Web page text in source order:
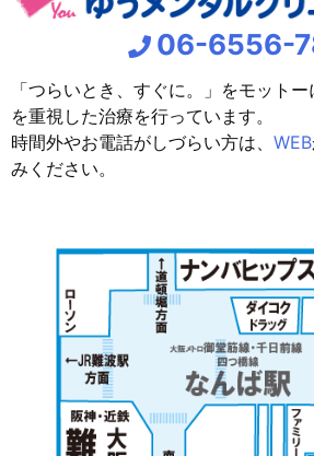
06-6556-
「つらいとき、すぐに。」をモット
を重視した治療を行っています。
時間外やお電話がしづらい方は、 WEB
みください。